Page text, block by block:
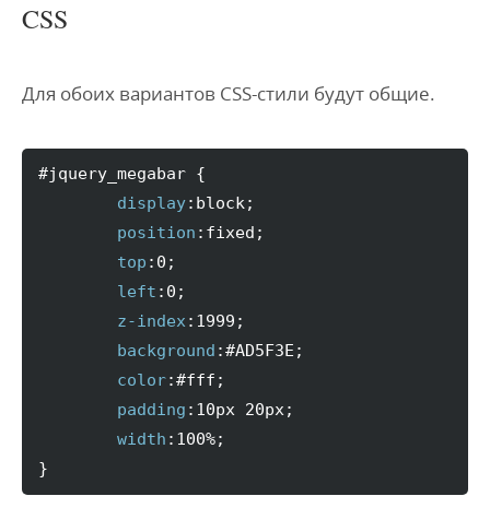
CSS
Для обоих вариантов CSS-стили будут общие.
#jquery_megabar {
display: block;
position : fixed ;
top : 0 ;
left : 0 ;
z-index: 1999 ;
background :#AD5F3E ;
color:#fff ;
padding : 10px 20px;
width : 100%;
}